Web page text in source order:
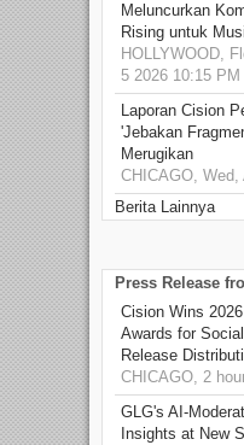
Meluncurkan
Rising untuk
HOLLYWOOD,
5 2026 10:15 PM
Laporan Cision
'Jebakan
Merugikan
CHICAGO, Wed,
Berita Lainnya
Press Release
Cision Wins
Awards for
Release
CHICAGO, 2
GLG's AI-
Insights at New